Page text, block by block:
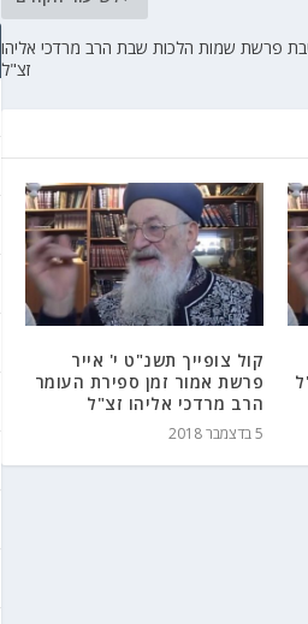
פרשת שמות הלכות שבת הרב מרדכי אליהו
זצ"ל
קול צופייך תשנ"ט י' אייר
פרשת אמור זמן ספירת העומר
הרב מרדכי אליהו זצ"ל
5 בדצמבר 2018